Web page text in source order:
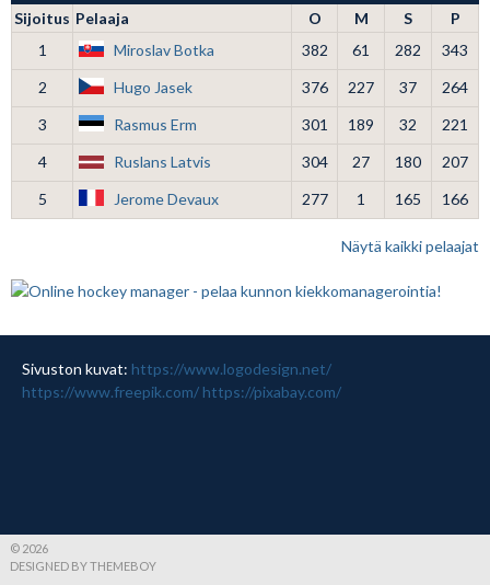
Sijoitus Pelaaja O M S
P
1
Miroslav Botka 382 61 282
343
2
Hugo Jasek 376 227 37
264
3
Rasmus Erm 301 189 32
221
4
Ruslans Latvis 304 27 180
207
5
Jerome Devaux 277 1 165 166
Näytä kaikki pelaajat
Sivuston kuvat: https://www.logodesign.net/
https://www.freepik.com/ https://pixabay.com/
© 2026
DESIGNED BY THEMEBOY